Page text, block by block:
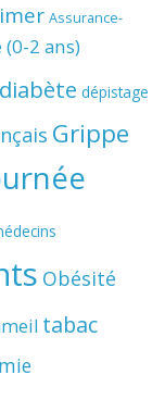
Assurance-
(0-2 ans)
diabète dépistage
Grippe
Obésité
tabac